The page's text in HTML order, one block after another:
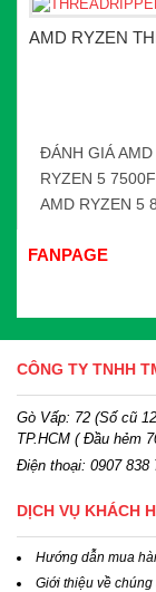
AMD RYZEN
ĐÁNH GIÁ
RYZEN 5
AMD RYZEN 5
FANPAGE
CÔNG TY TNHH
Gò Vấp: 72 (Số cũ
TP.HCM ( Đầu hẻm
Điện thoại: 0907 838
DỊCH VỤ KHÁCH
Hướng dẫn mua
Giới thiệu về chúng